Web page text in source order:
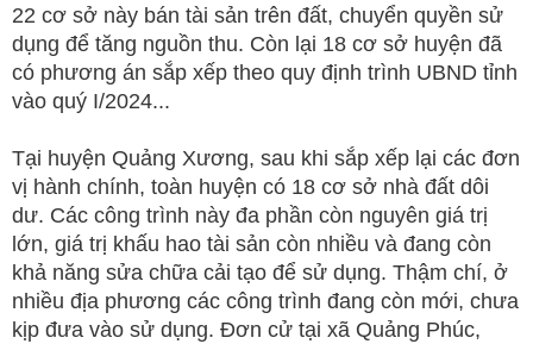
22 cơ sở này bán tài sản trên đất, chuyển quyền sử
dụng để tăng nguồn thu. Còn lại 18 cơ sở huyện đã
có phương án sắp xếp theo quy định trình UBND tỉnh
vào quý I/2024...
Tại huyện Quảng Xương, sau khi sắp xếp lại các đơn
vị hành chính, toàn huyện có 18 cơ sở nhà đất dôi
dư. Các công trình này đa phần còn nguyên giá trị
lớn, giá trị khấu hao tài sản còn nhiều và đang còn
khả năng sửa chữa cải tạo để sử dụng. Thậm chí, ở
nhiều địa phương các công trình đang còn mới, chưa
kịp đưa vào sử dụng. Đơn cử tại xã Quảng Phúc,